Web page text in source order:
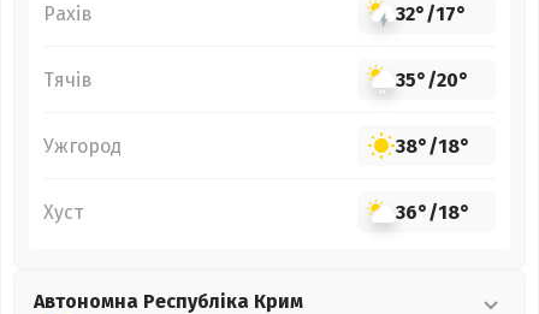
Рахів 32°/17°
Тячів 35°/20°
Ужгород 38°/18°
Хуст 36°/18°
Автономна Республіка Крим